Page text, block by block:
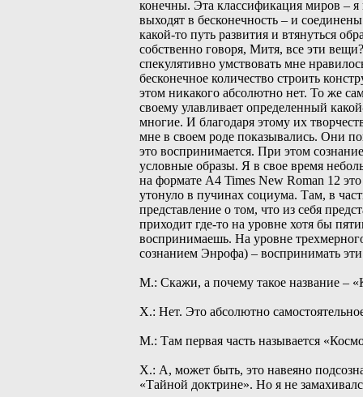
конечны. Эта классификация миров –
выходят в бесконечность – и
какой-то путь развития и втянуться
собственно говоря, Митя, все эти
спекулятивно умствовать мне
бесконечное количество строить
этом никакого абсолютно нет. То же
своему улавливает определенный
многие. И благодаря этому их
мне в своем роде показывались. Они
это воспринимается. При этом
условные образы. Я в свое время
на формате А4 Times New Roman 12
утонуло в пучинах социума. Там, в
представление о том, что из себя
приходит где-то на уровне хотя бы
воспринимаешь. На уровне
сознанием Энрофа) – воспринимать
М.: Скажи, а почему такое название –
Х.: Нет. Это абсолютно
М.: Там первая часть называется
Х.: А, может быть, это навеяно
«Тайной доктрине». Но я не